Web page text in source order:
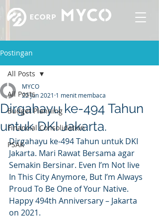
Postingan
All Posts
Budget Planning
Financial Consolidation
PSAK
All Posts
Dirgahayu ke-494 Tahun
untuk DKI Jakarta.
MYCO
22 Jun 2021 1 menit membaca
Dirgahayu ke-494 Tahun untuk DKI
Jakarta. Mari Rawat Bersama agar
Semakin Bersinar. Even I’m Not live
In This City Anymore, But I’m Always
Proud To Be One of Your Native.
Happy 494th Anniversary – Jakarta
on 2021.